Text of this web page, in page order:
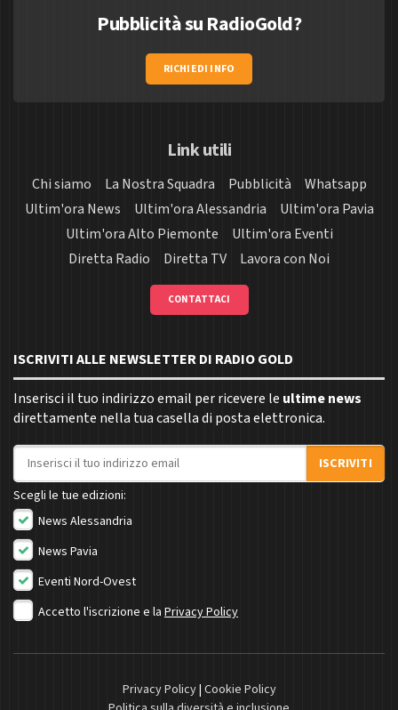
Pubblicità su RadioGold?
RICHIEDI INFO
Link utili
Chi siamo La Nostra Squadra Pubblicità
Whatsapp
Ultim'ora News
Ultim'ora Alessandria
Ultim'ora Pavia
Ultim'ora Alto Piemonte
Ultim'ora Eventi
Diretta Radio
Diretta TV Lavora con Noi
CONTATTACI
ISCRIVITI ALLE NEWSLETTER DI RADIO GOLD
Inserisci il tuo indirizzo email per ricevere le ultime news
direttamente nella tua casella di posta elettronica.
Indirizzo email
ISCRIVITI
Scegli le tue edizioni:
News Alessandria
News Pavia
Eventi Nord-Ovest
Accetto l'iscrizione e la Privacy Policy
Privacy Policy| Cookie Policy